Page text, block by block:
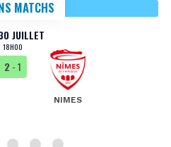
MATCHS
JUILLET
18H00
2 - 1
NIMES